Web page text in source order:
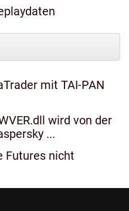
mit TAI-PAN
wird von der
...
Futures nicht